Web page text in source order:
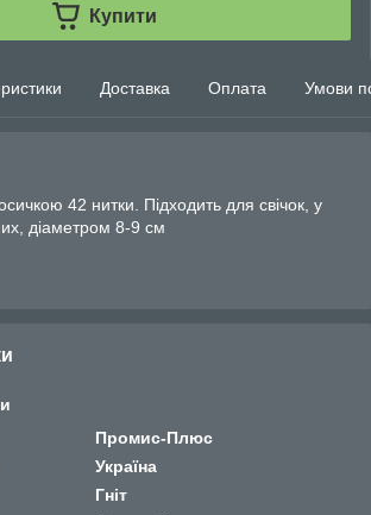
Купити
Доставка Оплата Умови
42 нитки. Підходить для свічок, у
діаметром 8-9 см
Промис-Плюс
Україна
Гніт